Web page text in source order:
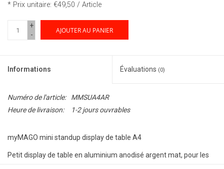
* Prix unitaire: €49,50 / Article
+
-
AJOUTER AU PANIER
Informations Évaluations (0)
Numéro de l'article:
MMSUA4AR
Heure de livraison:
1-2 jours ouvrables
myMAGO mini standup display de table A4
Petit display de table en aluminium anodisé argent mat, pour les